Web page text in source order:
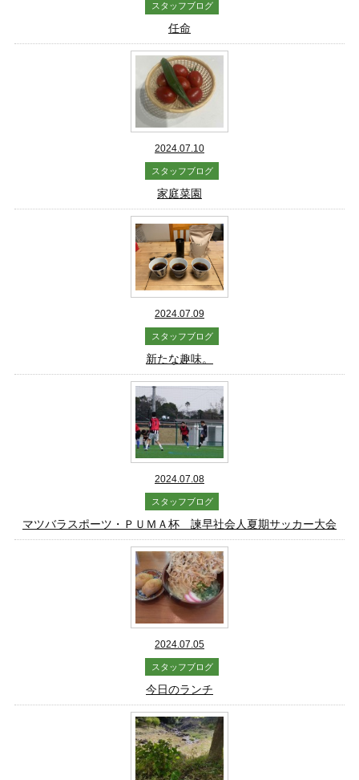
スタッフブログ
任命
2024.07.10
スタッフブログ
家庭菜園
2024.07.09
スタッフブログ
新たな趣味。
2024.07.08
スタッフブログ
マツバラスポーツ・ＰＵＭＡ杯 諫早社会人夏期サッカー大会
2024.07.05
スタッフブログ
今日のランチ